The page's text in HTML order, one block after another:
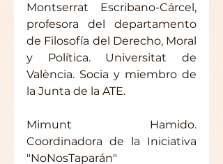
Montserrat Escribano-Cárcel,
profesora del departamento
de Filosofía del Derecho, Moral
y Política. Universitat de
València. Socia y miembro de
la Junta de la ATE.
Mimunt Hamido.
Coordinadora de la Iniciativa
"NoNosTaparán"